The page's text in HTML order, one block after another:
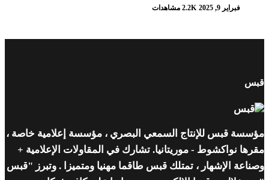
فبراير 9, 2025 2.2K مشاهدات
قبس
مؤسسة قبس للإنتاج السمعي البصري ، مؤسسة إعلامية خاصة ،
مقرها نواكشوط - موريتانيا. تشارك في المقاولات الإعلامية +
وصناعة الإشهار ، تمتلك قبس طاقما مهنيا ومتميزا . وتبرز "قبس